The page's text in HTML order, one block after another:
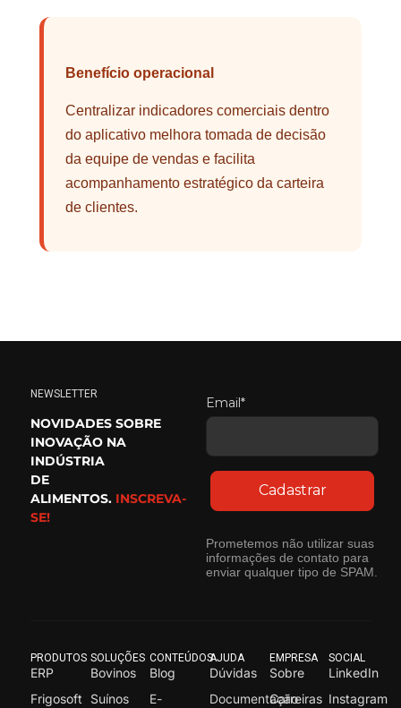
Benefício operacional
Centralizar indicadores comerciais dentro
do aplicativo melhora tomada de decisão
da equipe de vendas e facilita
acompanhamento estratégico da carteira
de clientes.
NEWSLETTER
NOVIDADES SOBRE
INOVAÇÃO NA
INDÚSTRIA
DE
ALIMENTOS. INSCREVA-
SE!
Email*
Cadastrar
Prometemos não utilizar suas
informações de contato para
enviar qualquer tipo de SPAM.
PRODUTOS
ERP
Frigosoft
SOLUÇÕES
Bovinos
Suínos
CONTEÚDOS
Blog
E-
AJUDA
Dúvidas
Documentação
EMPRESA
Sobre
Carreiras
SOCIAL
LinkedIn
Instagram